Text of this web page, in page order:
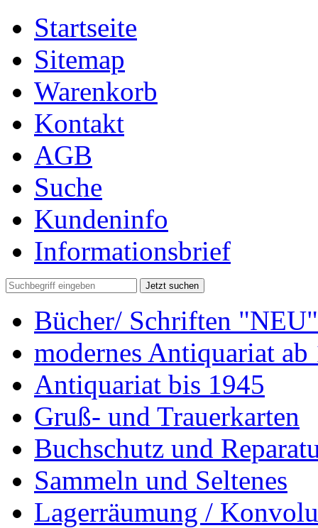
Startseite
Sitemap
Warenkorb
Kontakt
AGB
Suche
Kundeninfo
Informationsbrief
Jetzt suchen
Bücher/ Schriften "NEU"
modernes Antiquariat ab
Antiquariat bis 1945
Gruß- und Trauerkarten
Buchschutz und
Sammeln und Seltenes
Lagerräumung /